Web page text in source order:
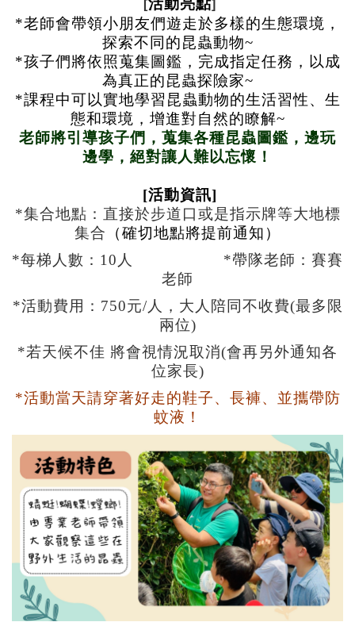
[ ]
*老師會帶領小朋友們遊走於多樣的生態環境，
探索不同的昆蟲動物~
*孩子們將依照蒐集圖鑑，完成指定任務，以成
為真正的昆蟲探險家~
*課程中可以實地學習昆蟲動物的生活習性、生
態和環境，增進對自然的瞭解~
老師將引導孩子們，蒐集各種昆蟲圖鑑，邊玩
邊學，絕對讓人難以忘懷！
[活動資訊]
*集合地點：直接於步道口或是指示牌等大地標
集合 （確切地點將提前通知）
*每梯人數：1 0 人 *帶隊老師：賽賽
老師
*活動費用：750元/人，大人陪同不收費(最多限
兩位)
*若天候不佳 將會視情況取消(會再另外通知各
位家長)
*活動當天請穿著好走的鞋子、長褲、 並攜帶防
蚊液！
記住帳號